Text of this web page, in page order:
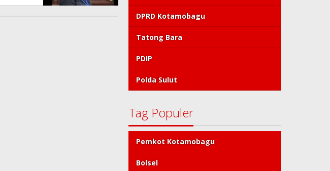
DPRD Kotamobagu
Tatong Bara
PDIP
Polda Sulut
Tag Populer
Pemkot Kotamobagu
Bolsel